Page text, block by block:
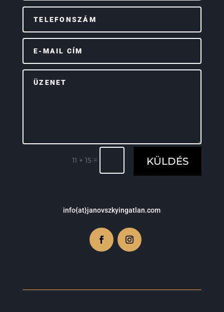
11 + 15 = KÜLDÉS
info{at}janovszkyingatlan.com